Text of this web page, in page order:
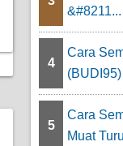
&#8211...
4
Cara
(BUDI95)
5
Cara
Muat